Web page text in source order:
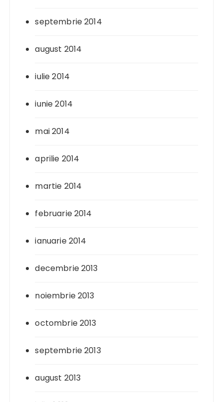
septembrie 2014
august 2014
iulie 2014
iunie 2014
mai 2014
aprilie 2014
martie 2014
februarie 2014
ianuarie 2014
decembrie 2013
noiembrie 2013
octombrie 2013
septembrie 2013
august 2013